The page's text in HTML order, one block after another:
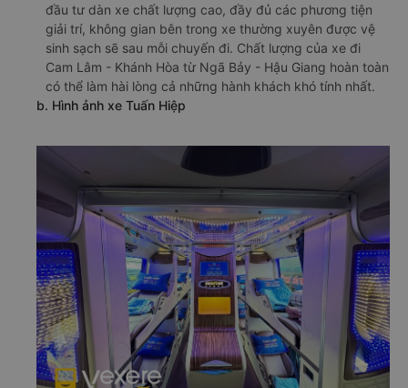
đầu tư dàn xe chất lượng cao, đầy đủ các phương tiện
giải trí, không gian bên trong xe thường xuyên được vệ
sinh sạch sẽ sau mỗi chuyến đi. Chất lượng của xe đi
Cam Lâm - Khánh Hòa từ Ngã Bảy - Hậu Giang hoàn toàn
có thể làm hài lòng cả những hành khách khó tính nhất.
b. Hình ảnh xe Tuấn Hiệp